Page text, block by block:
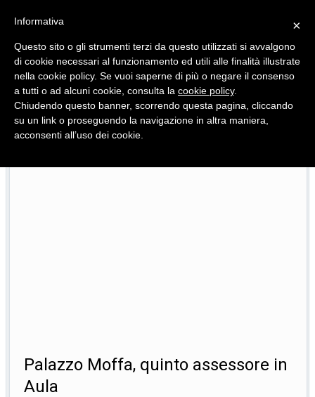
Quotidiano d'informazione distribuito in Molise con
Palazzo Moffa, quinto assessore in
Aula
×
Informativa
Questo sito o gli strumenti terzi da questo utilizzati si avvalgono
di cookie necessari al funzionamento ed utili alle finalità illustrate
nella cookie policy. Se vuoi saperne di più o negare il consenso
a tutti o ad alcuni cookie, consulta la cookie policy.
Chiudendo questo banner, scorrendo questa pagina, cliccando
su un link o proseguendo la navigazione in altra maniera,
acconsenti all’uso dei cookie.